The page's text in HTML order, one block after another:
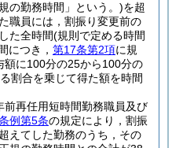
の勤務時間」という。)を超
職員には，割振り変更前の
た全時間(規則で定める時間
につき， 第17条第2項に規
額に100分の25から100分の
割合を乗じて得た額を時間
再任用短時間勤務職員及び
例第5条の規定により，割振
えてした勤務のうち，その